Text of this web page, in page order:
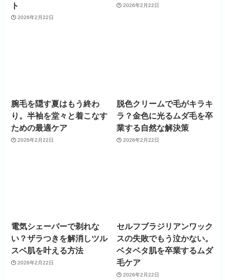
ト
2026年2月22日
2026年2月22日
腕毛を隠す夏はもう終わ
り。半袖を堂々と着こなす
ための最適ケア
2026年2月22日
脱色クリームで毛がキラキ
ラ？金色に光るムダ毛を卒
業する自然な解決策
2026年2月22日
電気シェーバーで剃れな
い？ザラつきを解消しツル
スベ肌を叶える方法
2026年2月22日
セルフブラジリアンワック
スの失敗でもう泣かない。
ベタベタ肌を卒業するムダ
毛ケア
2026年2月22日